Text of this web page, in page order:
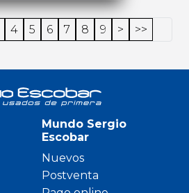
4 5 6 7 8 9 > >>
Mundo Sergio
Escobar
Nuevos
Postventa